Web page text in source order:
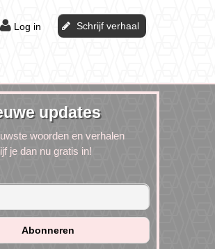
Log in Schrijf verhaal
updates
woorden en verhalen
je dan nu gratis in!